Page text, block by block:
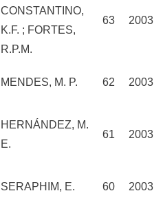
CONSTANTINO,
K.F. ; FORTES,
R.P.M.
63 2003
MENDES, M. P. 62 2003
HERNÁNDEZ, M.
E.
61 2003
SERAPHIM, E. 60 2003